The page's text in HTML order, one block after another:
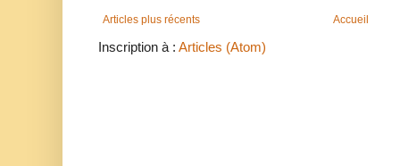
Articles plus récents Accueil
Inscription à : Articles (Atom)